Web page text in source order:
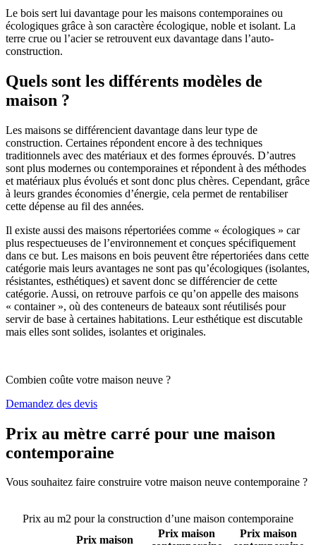
Le bois sert lui davantage pour les maisons contemporaines ou
écologiques grâce à son caractère écologique, noble et isolant. La
terre crue ou l’acier se retrouvent eux davantage dans l’auto-
construction.
Quels sont les différents modèles de
maison ?
Les maisons se différencient davantage dans leur type de
construction. Certaines répondent encore à des techniques
traditionnels avec des matériaux et des formes éprouvés. D’autres
sont plus modernes ou contemporaines et répondent à des méthodes
et matériaux plus évolués et sont donc plus chères. Cependant, grâce
à leurs grandes économies d’énergie, cela permet de rentabiliser
cette dépense au fil des années.
Il existe aussi des maisons répertoriées comme « écologiques » car
plus respectueuses de l’environnement et conçues spécifiquement
dans ce but. Les maisons en bois peuvent être répertoriées dans cette
catégorie mais leurs avantages ne sont pas qu’écologiques (isolantes,
résistantes, esthétiques) et savent donc se différencier de cette
catégorie. Aussi, on retrouve parfois ce qu’on appelle des maisons
« container », où des conteneurs de bateaux sont réutilisés pour
servir de base à certaines habitations. Leur esthétique est discutable
mais elles sont solides, isolantes et originales.
Combien coûte votre maison neuve ?
Demandez des devis
Prix au mètre carré pour une maison
contemporaine
Vous souhaitez faire construire votre maison neuve contemporaine ?
Prix au m2 pour la construction d’une maison contemporaine
Prix maison
Prix maison
Prix maison